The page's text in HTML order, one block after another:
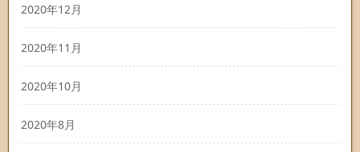
2020年12月
2020年11月
2020年10月
2020年8月